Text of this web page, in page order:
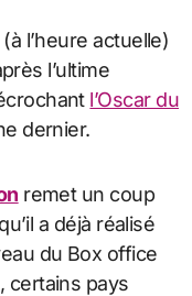
l’ultime
l’Oscar du
dernier.
remet un coup
a déjà réalisé
du Box office
certains pays